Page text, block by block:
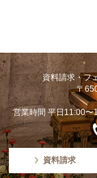
資料請求・フ
〒
営業時間 平日11:00
資料請求